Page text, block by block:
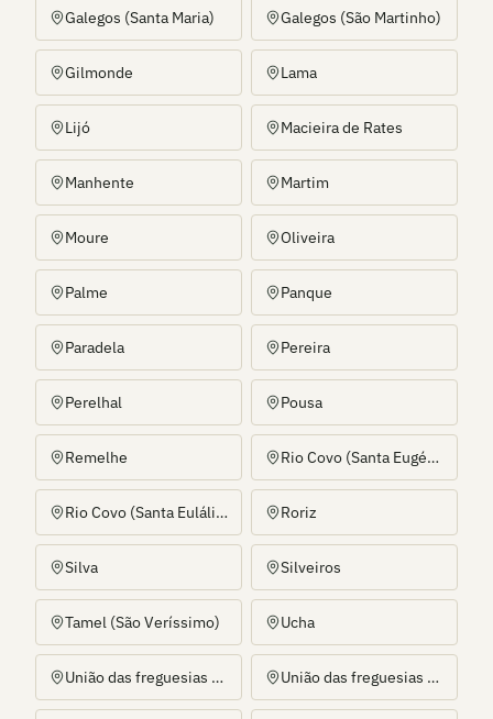
Galegos (Santa Maria) Galegos (São Martinho)
Gilmonde Lama
Lijó Macieira de Rates
Manhente Martim
Moure Oliveira
Palme Panque
Paradela Pereira
Perelhal Pousa
Remelhe Rio Covo (Santa Eugénia)
Rio Covo (Santa Eulália) Roriz
Silva Silveiros
Tamel (São Veríssimo) Ucha
União das freguesias de Alheira e Igreja Nova União das freguesias de Alvito (São Pedro e São Martinho) e Couto